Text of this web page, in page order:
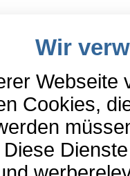
Wir
Webseite
Cookies,